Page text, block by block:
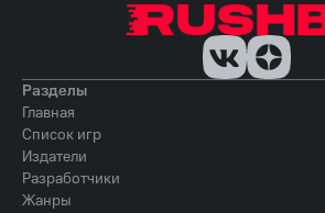
Разделы
Главная
Список игр
Издатели
Разработчики
Жанры